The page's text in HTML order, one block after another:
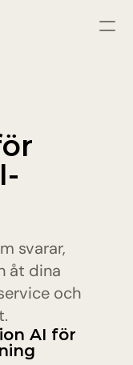
genom
och vägled
svarar,
åt dina
och
AI för